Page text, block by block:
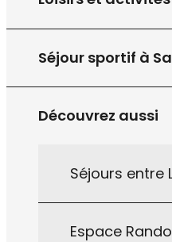
Séjour sportif à
Découvrez aussi
Séjours entre
Espace
19:00 - 21:00